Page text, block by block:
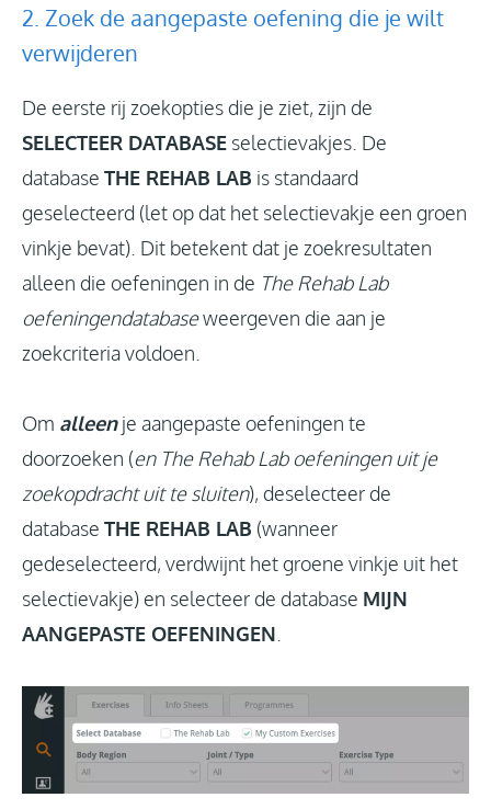
2. Zoek de aangepaste oefening die je wilt
verwijderen
De eerste rij zoekopties die je ziet, zijn de
SELECTEER DATABASE selectievakjes. De
databaseTHE REHAB LAB is standaard
geselecteerd (let op dat het selectievakje een groen
vinkje bevat). Dit betekent dat je zoekresultaten
alleen die oefeningen in de The Rehab Lab
oefeningendatabaseweergeven die aan je
zoekcriteria voldoen.
Om alleenje aangepaste oefeningen te
doorzoeken (en The Rehab Lab oefeningen uit je
zoekopdracht uit te sluiten), deselecteer de
databaseTHE REHAB LAB (wanneer
gedeselecteerd, verdwijnt het groene vinkje uit het
selectievakje) en selecteer de database MIJN
AANGEPASTE OEFENINGEN